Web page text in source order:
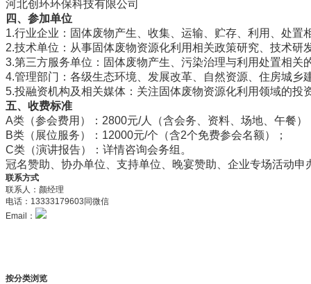
河北创环环保科技有限公司
四、参加单位
1.行业企业：固体废物产生、收集、运输、贮存、利用、处置
2.技术单位：从事固体废物资源化利用相关政策研究、技术
3.第三方服务单位：固体废物产生、污染治理与利用处置相
4.管理部门：各级生态环境、发展改革、自然资源、住房城
5.投融资机构及相关媒体：关注固体废物资源化利用领域的
五、收费标准
A类（参会费用）：2800元/人（含会务、资料、场地、午餐）
B类（展位服务）：12000元/个（含2个免费参会名额）；
C类（演讲报告）：详情咨询会务组。
冠名赞助、协办单位、支持单位、晚宴赞助、企业专场活动
联系方式
联系人：颜经理
电话：13333179603同微信
Email：
按分类浏览